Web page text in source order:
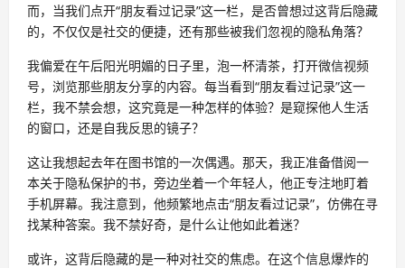
而，当我们点开“朋友看过记录”这一栏，是否曾想过这背后隐藏
的，不仅仅是社交的便捷，还有那些被我们忽视的隐私角落？
我偏爱在午后阳光明媚的日子里，泡一杯清茶，打开微信视频
号，浏览那些朋友分享的内容。每当看到“朋友看过记录”这一
栏，我不禁会想，这究竟是一种怎样的体验？是窥探他人生活
的窗口，还是自我反思的镜子？
这让我想起去年在图书馆的一次偶遇。那天，我正准备借阅一
本关于隐私保护的书，旁边坐着一个年轻人，他正专注地盯着
手机屏幕。我注意到，他频繁地点击“朋友看过记录”，仿佛在寻
找某种答案。我不禁好奇，是什么让他如此着迷？
或许，这背后隐藏的是一种对社交的焦虑。在这个信息爆炸的